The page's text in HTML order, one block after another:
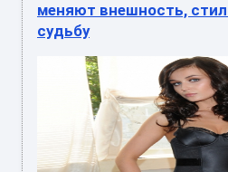
меняют внешность,
судьбу